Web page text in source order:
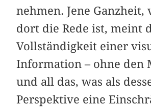
nehmen. Jene Ganzheit,
dort die Rede ist, meint
Vollständigkeit einer
Information – ohne den
und all das, was als
Perspektive eine